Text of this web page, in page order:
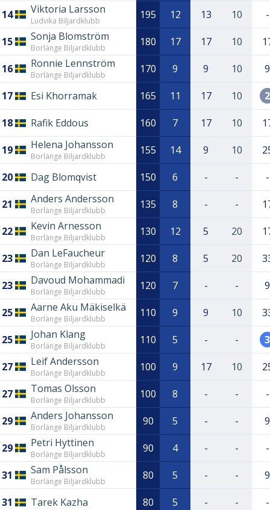
14 Viktoria Larsson
Ludvika Biljardklubb 195 12 13 10 -
15 Sonja Blomström
Borlänge Biljardklubb 180 17 17 10
16 Ronnie Lennström
Borlänge Biljardklubb 170 9 9 10 9
17 Esi Khorramak 165 11 17 10 2
18 Rafik Eddous 160 7 17 10
19 Helena Johansson
Borlänge Biljardklubb 155 14 9 10
20 Dag Blomqvist 150 6 - - -
21 Anders Andersson
Borlänge Biljardklubb 135 8 - -
22 Kevin Arnesson
Borlänge Biljardklubb 130 12 5 20
23 Dan LeFaucheur
Borlänge Biljardklubb 120 8 5 20
23 Davoud Mohammadi
Borlänge Biljardklubb 120 7 - - 9
25 Aarne Aku Mäkiselkä
Borlänge Biljardklubb 110 9 9 10
25 Johan Klang
Borlänge Biljardklubb 110 5 - - 3
27 Leif Andersson
Borlänge Biljardklubb 100 9 17 10
27 Tomas Olsson
Borlänge Biljardklubb 100 8 - - -
29 Anders Johansson
Borlänge Biljardklubb 90 5 - - 9
29 Petri Hyttinen
Borlänge Biljardklubb 90 4 - - -
31 Sam Pålsson
Borlänge Biljardklubb 80 5 - - 9
31 Tarek Kazha 80 5 - - -